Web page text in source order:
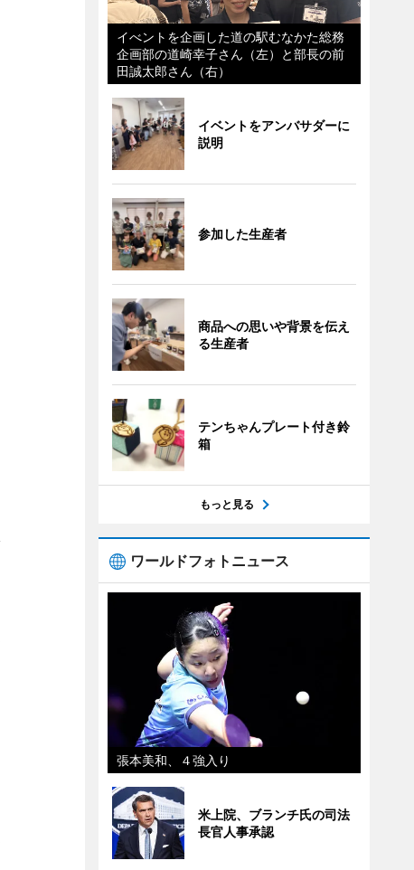
イべントを企画した道の駅むなかた総務
企画部の道崎幸子さん（左）と部長の前
田誠太郎さん（右）
イベントをアンバサダーに
説明
参加した生産者
商品への思いや背景を伝え
る生産者
テンちゃんプレート付き鈴
箱
もっと見る
ワールドフォトニュース
張本美和、４強入り
米上院、ブランチ氏の司法
長官人事承認